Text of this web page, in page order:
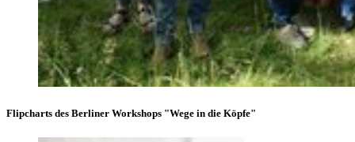
Flipcharts des Berliner Workshops "Wege in die Köpfe"